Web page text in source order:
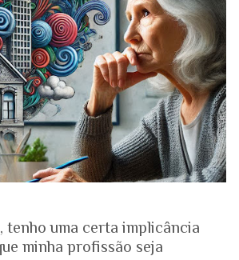
tenho uma certa implicância
minha profissão seja